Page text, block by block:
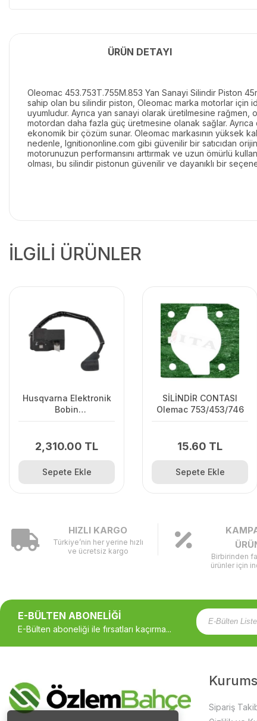
ÜRÜN DETAYI
Oleomac 453.753T.755M.853 Yan Sanayi Silindir Piston
sahip olan bu silindir piston, Oleomac marka motorlar için
uyumludur. Ayrıca yan sanayi olarak üretilmesine rağmen,
motordan daha fazla güç üretmesine olanak sağlar. Ayrıca
ekonomik bir çözüm sunar. Oleomac markasının yüksek
nedenle, Ignitiononline.com gibi güvenilir bir satıcıdan
motorunuzun performansını arttırmak ve uzun ömürlü
olması, bu silindir pistonun güvenilir ve dayanıklı bir
İLGİLİ ÜRÜNLER
Husqvarna Elektronik
Bobin
2,310.00 TL
Sepete Ekle
SİLİNDİR CONTASI
Olemac 753/453/746
15.60 TL
Sepete Ekle
HIZLI KARGO
Türkiye’nin her yerine hızlı
ve ücretsiz kargo
Birbirinden
ürünler için
E-BÜLTEN ABONELİĞİ
E-Bülten aboneliği ile fırsatları kaçırma...
Sipariş